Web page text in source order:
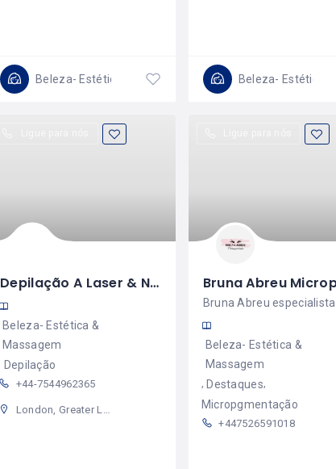
Depilação A Laser & Normal
Beleza- Estética &
Massagem
Depilação
+44-7544962365
London, Greater London, England, United Kingdom
Bruna Abreu especialista
Beleza- Estética &
Massagem
Destaques
Micropgmentação
+447526591018